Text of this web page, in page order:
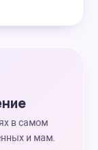
в самом
и мам.